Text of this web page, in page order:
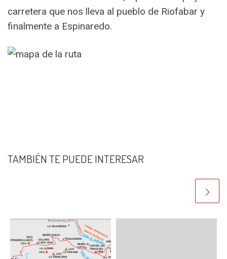
carretera que nos lleva al pueblo de Riofabar y
finalmente a Espinaredo.
TAMBIÉN TE PUEDE INTERESAR